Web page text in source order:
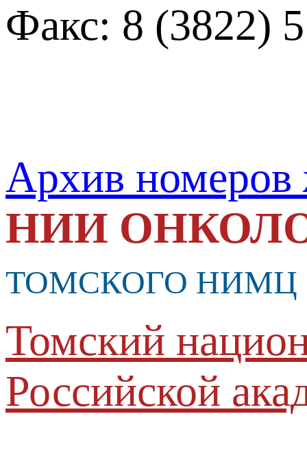
Факс: 8 (3822)
Архив номеров
НИИ
ТОМСКОГО НИМЦ
Томский
Российской